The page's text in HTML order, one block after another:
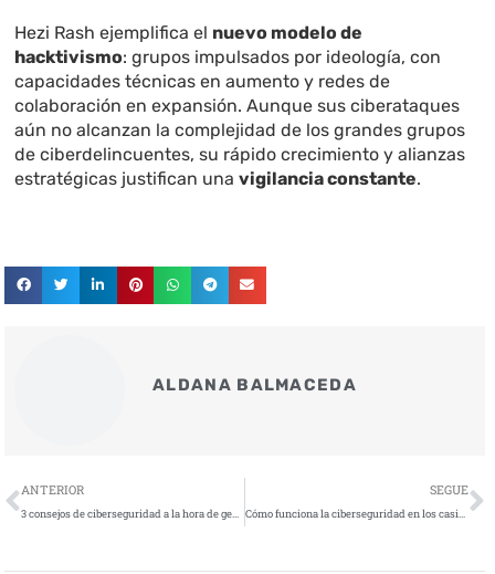
Hezi Rash ejemplifica el nuevo modelo de
hacktivismo: grupos impulsados por ideología, con
capacidades técnicas en aumento y redes de
colaboración en expansión. Aunque sus ciberataques
aún no alcanzan la complejidad de los grandes grupos
de ciberdelincuentes, su rápido crecimiento y alianzas
estratégicas justifican unavigilancia constante.
ALDANA BALMACEDA
Ant
ANTERIOR
3 consejos de ciberseguridad a la hora de gestionar tus finanzas
SEGUE
Cómo funciona la ciberseguridad en los casinos online